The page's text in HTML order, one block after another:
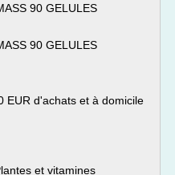
90 GELULES
90 GELULES
EUR d'achats et à domicile
et vitamines